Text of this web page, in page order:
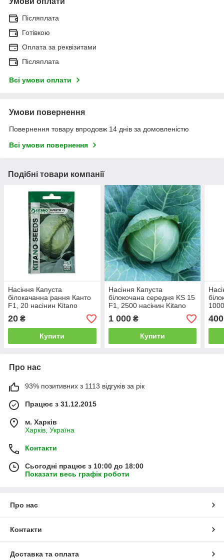
Післяплата
Готівкою
Оплата за реквізитами
Післяплата
Всі умови оплати
Умови повернення
Повернення товару впродовж 14 днів за домовленістю
Всі умови повернення
Подібні товари компанії
Насіння Капуста
білокачанна рання Канто
F1, 20 насінин Kitano
Seeds
20 ₴
Купити
Насіння Капуста
білокочана середня KS 15
F1, 2500 насінин Kitano
Seeds
1 000₴
Купити
400
Про нас
93% позитивних з 1113 відгуків за рік
Працює з 31.12.2015
м. Харків
Харків, Україна
Контакти
Сьогодні працює з 10:00 до 18:00
Показати весь графік роботи
Про нас
Контакти
Доставка та оплата